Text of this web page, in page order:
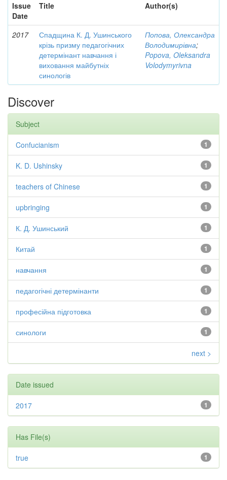
Issue
Date
Title Author(s)
2017
Спадщина К. Д. Ушинського
крізь призму педагогічних
детермінант навчання і
виховання майбутніх
синологів
Попова, Олександра
Володимирівна;
Popova, Oleksandra
Volodymyrivna
Discover
Subject
1
Confucianism
1
K. D. Ushinsky
1
teachers of Chinese
1
upbringing
1
К. Д. Ушинський
1
Китай
1
навчання
1
педагогічні детермінанти
1
професійна підготовка
1
синологи
next >
Date issued
1
2017
Has File(s)
1
true